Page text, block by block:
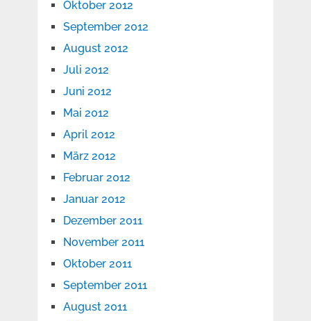
Oktober 2012
September 2012
August 2012
Juli 2012
Juni 2012
Mai 2012
April 2012
März 2012
Februar 2012
Januar 2012
Dezember 2011
November 2011
Oktober 2011
September 2011
August 2011